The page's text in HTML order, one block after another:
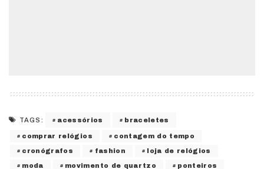
TAGS: acessórios braceletes
comprar relógios contagem do tempo
cronógrafos fashion loja de relógios
moda movimento de quartzo ponteiros